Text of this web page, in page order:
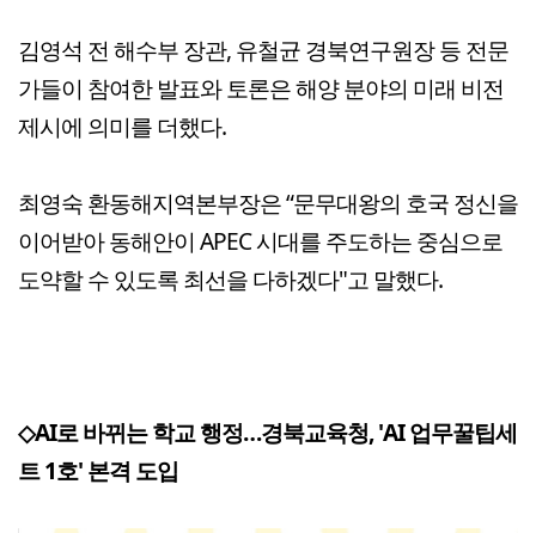
김영석 전 해수부 장관, 유철균 경북연구원장 등 전문
가들이 참여한 발표와 토론은 해양 분야의 미래 비전
제시에 의미를 더했다.
최영숙 환동해지역본부장은 “문무대왕의 호국 정신을
이어받아 동해안이 APEC 시대를 주도하는 중심으로
도약할 수 있도록 최선을 다하겠다"고 말했다.
◇AI로 바뀌는 학교 행정…경북교육청, 'AI 업무꿀팁세
트 1호' 본격 도입